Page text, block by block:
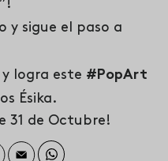
y sigue el paso a
logra este #PopArt
Ésika.
31 de Octubre!